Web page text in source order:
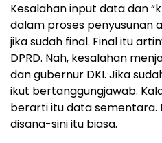
Kesalahan input data dan
dalam proses penyusunan
jika sudah final. Final itu
DPRD. Nah, kesalahan
dan gubernur DKI. Jika
ikut bertanggungjawab.
berarti itu data sementara.
disana-sini itu biasa.